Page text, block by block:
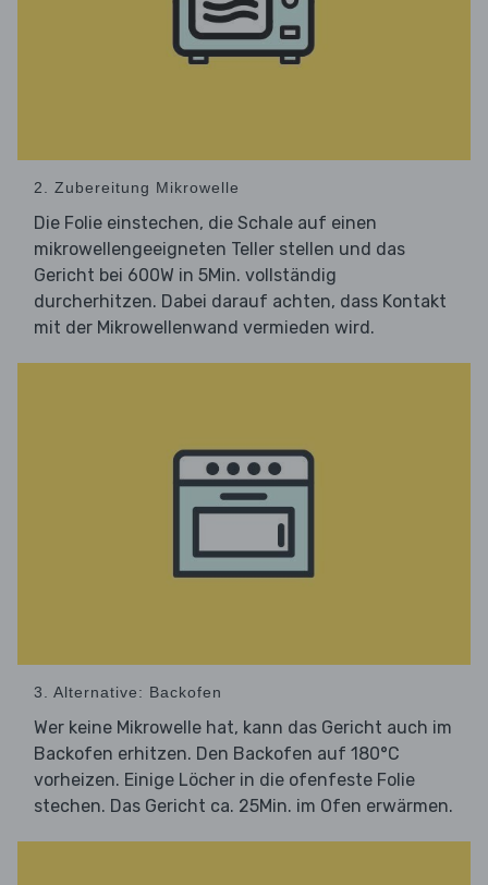
2. Zubereitung Mikrowelle
Die Folie einstechen, die Schale auf einen
mikrowellengeeigneten Teller stellen und das
Gericht bei 600W in 5Min. vollständig
durcherhitzen. Dabei darauf achten, dass Kontakt
mit der Mikrowellenwand vermieden wird.
3. Alternative: Backofen
Wer keine Mikrowelle hat, kann das Gericht auch im
Backofen erhitzen. Den Backofen auf 180°C
vorheizen. Einige Löcher in die ofenfeste Folie
stechen. Das Gericht ca. 25Min. im Ofen erwärmen.